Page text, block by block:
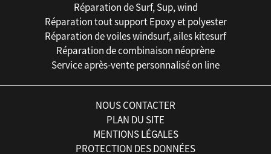
Réparation de Surf, Sup, wind
Réparation tout support Epoxy et polyester
Réparation de voiles windsurf, ailes kitesurf
Réparation de combinaison néoprène
Service après-vente personnalisé on line
NOUS CONTACTER
PLAN DU SITE
MENTIONS LÉGALES
PROTECTION DES DONNÉES